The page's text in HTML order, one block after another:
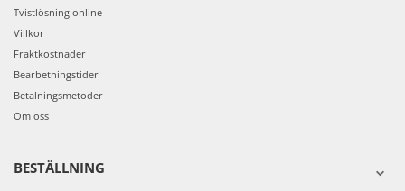
Tvistlösning online
Villkor
Fraktkostnader
Bearbetningstider
Betalningsmetoder
Om oss
BESTÄLLNING